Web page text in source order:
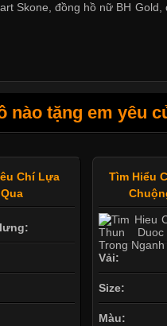
Skone, đồng hồ nữ BH Gold,
nào tặng em yêu
Chí Lựa
Tìm Hiểu
Vải:
Size:
Màu: